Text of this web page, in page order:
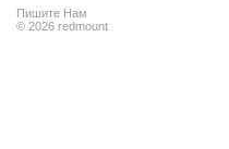
Пишите Нам
© 2026 redmount